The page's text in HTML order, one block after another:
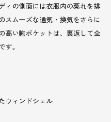
ィの側面には衣服内の蒸れを排
スムーズな通気・換気をさらに
高い胸ポケットは、裏返して全
。
ウィンドシェル